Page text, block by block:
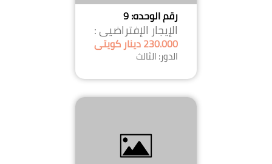
رقم الوحده: 9
الإيجار الإفتراضيى :
230.000 دينار كويتى
الدور: الثالث